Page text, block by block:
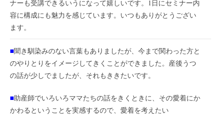
ナーも受講できるいうになって嬉しいです。1日にセミナー内
容に構成にも魅力を感じています。いつもありがとうござい
ます。
■聞き馴染みのない言葉もありましたが、今まで関わった方と
のやりとりをイメージしてきくことができました。産後うつ
の話が少しでましたが、それもききたいです。
■助産師でいろいろママたちの話をきくときに、その愛着にか
かわるということを実感するので、愛着を考えたい